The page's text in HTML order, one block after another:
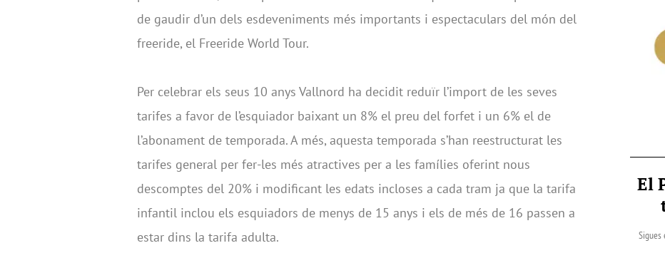
de gaudir d’un dels esdeveniments més importants i espectaculars del món del
freeride, el Freeride World Tour.
Per celebrar els seus 10 anys Vallnord ha decidit reduïr l’import de les seves
tarifes a favor de l’esquiador baixant un 8% el preu del forfet i un 6% el de
l’abonament de temporada. A més, aquesta temporada s’han reestructurat les
tarifes general per fer-les més atractives per a les famílies oferint nous
descomptes del 20% i modificant les edats incloses a cada tram ja que la tarifa
infantil inclou els esquiadors de menys de 15 anys i els de més de 16 passen a
estar dins la tarifa adulta.
El